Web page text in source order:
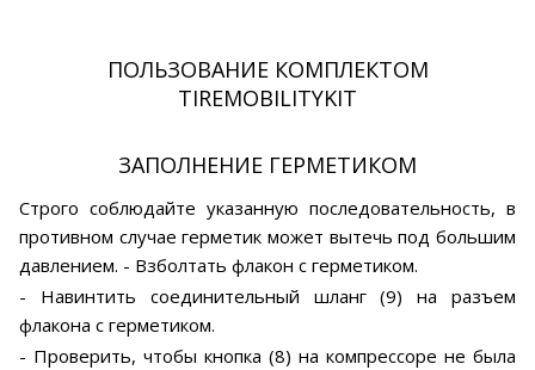
ПОЛЬЗОВАНИЕ КОМПЛЕКТОМ
TIREMOBILITYKIT
ЗАПОЛНЕНИЕ ГЕРМЕТИКОМ
Строго соблюдайте указанную последовательность, в
противном случае герметик может вытечь под большим
давлением. - Взболтать флакон с герметиком.
- Навинтить соединительный шланг (9) на разъем
флакона с герметиком.
- Проверить, чтобы кнопка (8) на компрессоре не была